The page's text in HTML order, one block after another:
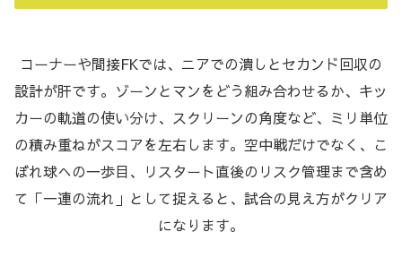
コーナーや間接FKでは、ニアでの潰しとセカンド回収の
設計が肝です。ゾーンとマンをどう組み合わせるか、キッ
カーの軌道の使い分け、スクリーンの角度など、ミリ単位
の積み重ねがスコアを左右します。空中戦だけでなく、こ
ぼれ球への一歩目、リスタート直後のリスク管理まで含め
て「一連の流れ」として捉えると、試合の見え方がクリア
になります。